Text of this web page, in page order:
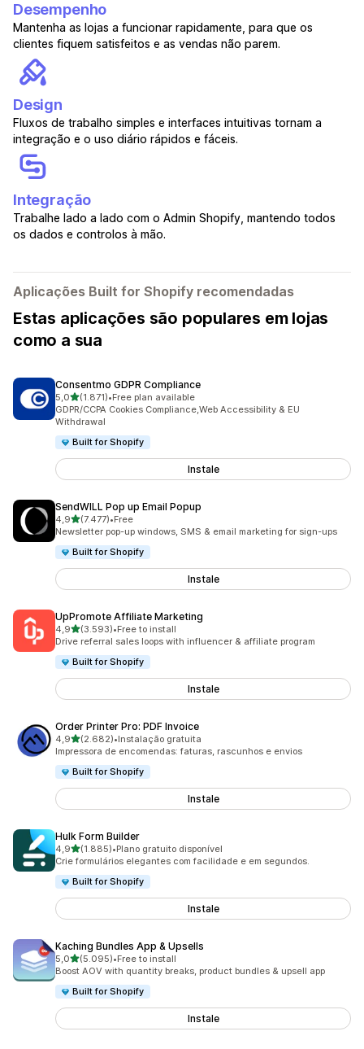
Desempenho
Mantenha as lojas a funcionar rapidamente, para que os
clientes fiquem satisfeitos e as vendas não parem.
Design
Fluxos de trabalho simples e interfaces intuitivas tornam a
integração e o uso diário rápidos e fáceis.
Integração
Trabalhe lado a lado com o Admin Shopify, mantendo todos
os dados e controlos à mão.
Aplicações Built for Shopify recomendadas
Estas aplicações são populares em lojas
como a sua
Consentmo GDPR Compliance
5,0de 5 estrelas
(1.871)
1871 total de avaliações
•Free plan available
GDPR/CCPA Cookies Compliance,Web Accessibility & EU
Withdrawal
Built for Shopify
Instale
SendWILL Pop up Email Popup
4,9de 5 estrelas
(7.477)
7477 total de avaliações
•Free
Newsletter pop-up windows, SMS & email marketing for sign-ups
Built for Shopify
Instale
UpPromote Affiliate Marketing
4,9de 5 estrelas
(3.593)
3593 total de avaliações
•Free to install
Drive referral sales loops with influencer & affiliate program
Built for Shopify
Instale
Order Printer Pro: PDF Invoice
4,9de 5 estrelas
(2.682)
2682 total de avaliações
•Instalação gratuita
Impressora de encomendas: faturas, rascunhos e envios
Built for Shopify
Instale
Hulk Form Builder
4,9de 5 estrelas
(1.885)
1885 total de avaliações
•Plano gratuito disponível
Crie formulários elegantes com facilidade e em segundos.
Built for Shopify
Instale
Kaching Bundles App & Upsells
5,0de 5 estrelas
(5.095)
5095 total de avaliações
•Free to install
Boost AOV with quantity breaks, product bundles & upsell app
Built for Shopify
Instale